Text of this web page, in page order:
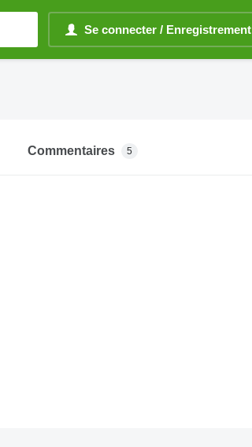
Se connecter / Enregistrement
Commentaires 5